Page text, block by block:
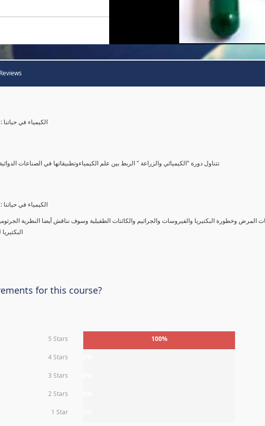
Reviews
الكيمياء في
تتناول دورة "الكيميائي والزراعة " الربط بين علم الكيمياءوتطبيقاتها في الصناعات
الكيمياء في
المرض وخطورة البكتيريا والفيروسات والجراثيم والكائنات الطفيلية وسوف نناقش أيضا النظرية
for this course?
5 Stars 100%
4 Stars
3 Stars
2 Stars
1 Star